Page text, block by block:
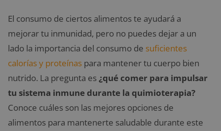
El consumo de ciertos alimentos te ayudará a
mejorar tu inmunidad, pero no puedes dejar a un
lado la importancia del consumo de suficientes
calorías y proteínas para mantener tu cuerpo bien
nutrido. La pregunta es¿qué comer para impulsar
tu sistema inmune durante la quimioterapia?
Conoce cuáles son las mejores opciones de
alimentos para mantenerte saludable durante este